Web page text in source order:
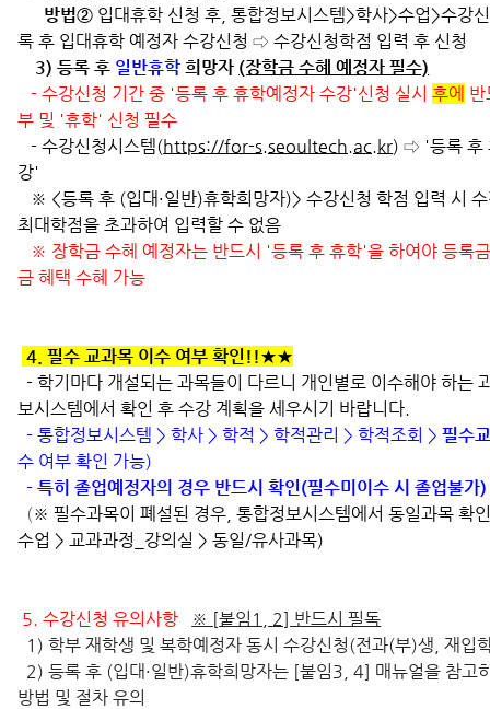
방법② 입대휴학 신청 후, 통합정보시스템>학사>수업>수강
록 후 입대휴학 예정자 수강신청 ⇨ 수강신청학점 입력 후 신청
3) 등록 후 일반휴학 희망자 (장학금 수혜 예정자 필수)
- 수강신청 기간 중 '등록 후 휴학예정자 수강'신청 실시후에
부 및 '휴학' 신청 필수
- 수강신청시스템(https://for-s.seoultech.ac.kr) ⇨ '등록 후
강'
※ <등록 후 (입대·일반)휴학희망자)> 수강신청 학점 입력 시
최대학점을 초과하여 입력할 수 없음
※ 장학금 수혜 예정자는 반드시 '등록 후 휴학'을 하여야 등록
금 혜택 수혜 가능
4. 필수 교과목 이수 여부 확인!!★★
- 학기마다 개설되는 과목들이 다르니 개인별로 이수해야 하는
보시스템에서 확인 후 수강 계획을 세우시기 바랍니다.
- 통합정보시스템 > 학사 > 학적 > 학적관리 > 학적조회 >필수
수 여부 확인 가능)
-특히 졸업예정자의 경우 반드시 확인(필수미이수 시 졸업불가)
(※ 필수과목이 폐설된 경우, 통합정보시스템에서 동일과목 확
수업 > 교과과정_강의실 > 동일/유사과목)
5. 수강신청 유의사항 ※ [붙임1, 2] 반드시 필독
1) 학부 재학생 및 복학예정자 동시 수강신청(전과(부)생, 재입
2) 등록 후 (입대·일반)휴학희망자는 [붙임3, 4] 매뉴얼을 참고
방법 및 절차 유의